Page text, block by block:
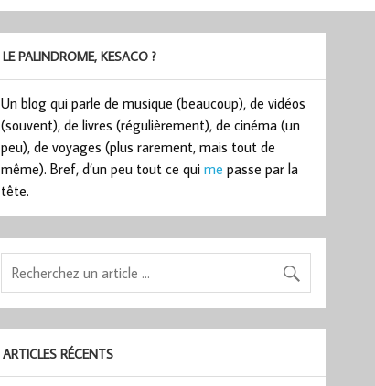
LE PALINDROME, KESACO ?
Un blog qui parle de musique (beaucoup), de vidéos
(souvent), de livres (régulièrement), de cinéma (un
peu), de voyages (plus rarement, mais tout de
même). Bref, d’un peu tout ce quime passe par la
tête.
ARTICLES RÉCENTS